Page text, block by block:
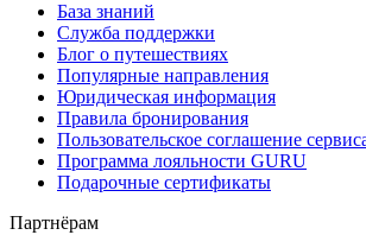
База знаний
Служба поддержки
Блог о путешествиях
Популярные направления
Юридическая информация
Правила бронирования
Пользовательское соглашение
Программа лояльности GURU
Подарочные сертификаты
Партнёрам